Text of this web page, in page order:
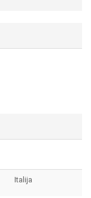
Italija